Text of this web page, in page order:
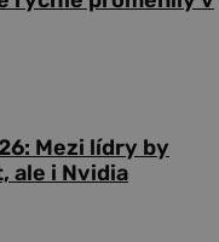
Mezi lídry by
ale i Nvidia